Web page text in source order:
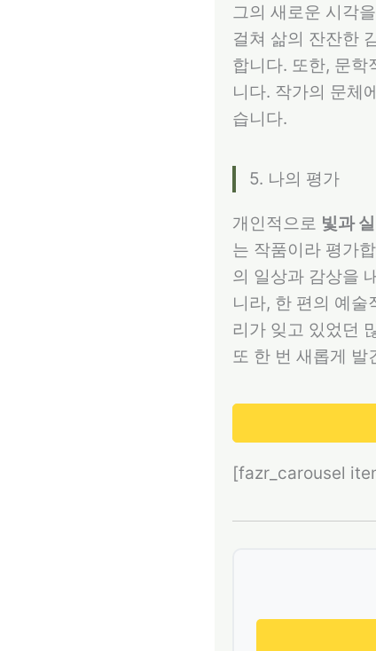
그의 새로운 시각
걸쳐 삶의 잔잔한
합니다. 또한, 문학
니다. 작가의 문체
습니다.
5. 나의 평가
개인적으로 빛과 실
는 작품이라 평가
의 일상과 감상을
니라, 한 편의 예술
리가 잊고 있었던
또 한 번 새롭게 발
[fazr_carousel